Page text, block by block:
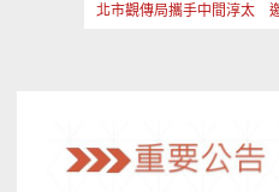
北市觀傳局攜手中間淳太